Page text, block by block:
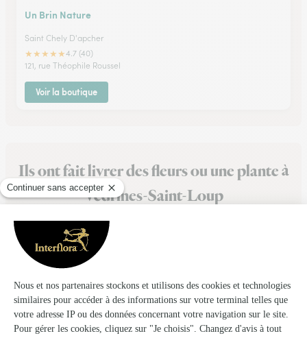
Un Brin Nature
Saint Chely D'apcher
★★★★★4.7 (40)
121, rue Théophile Roussel
Voir la boutique
Ils ont fait livrer des fleurs ou une plante à
Védrines-Saint-Loup
★ ★ ★ ★ ★
Excellent
Offre intéressante et bien accompagnée
15/12/2025